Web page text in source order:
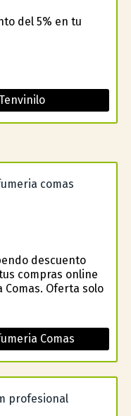
del 5% en tu
descuento
compras online
Oferta solo
Comas